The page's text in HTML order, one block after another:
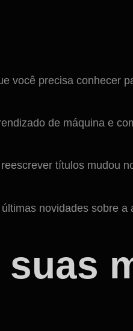
você precisa conhecer
de máquina e
títulos mudou
novidades sobre a